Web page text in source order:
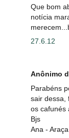
Que bom
notícia
27.6.12
Anônimo
Parabéns
sair dessa,
os cafunés
Bjs
Ana - Araça